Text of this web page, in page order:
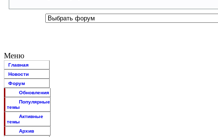
Меню
Главная
Новости
Форум
Обновления
Популярные
темы
Активные
темы
Архив